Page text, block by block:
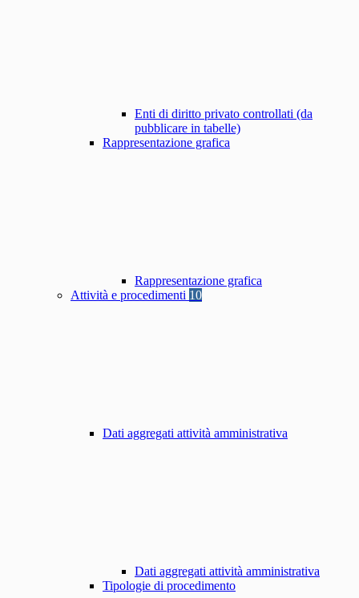
Enti di diritto privato controllati (da
pubblicare in tabelle)
Rappresentazione grafica
Rappresentazione grafica
Attività e procedimenti 10
Dati aggregati attività amministrativa
Dati aggregati attività amministrativa
Tipologie di procedimento